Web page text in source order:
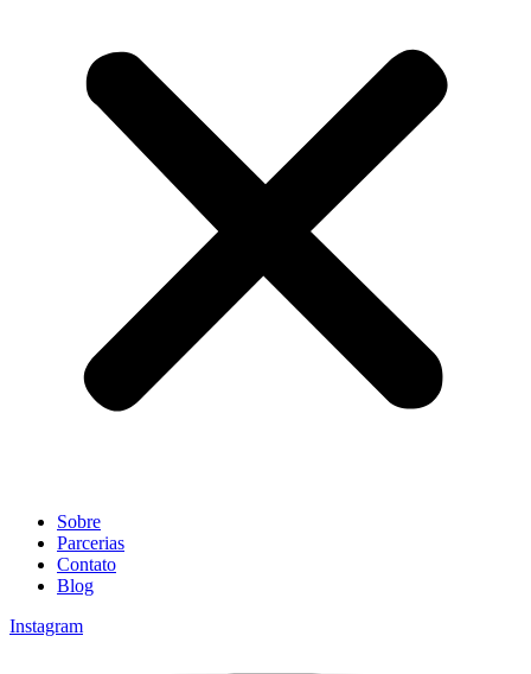
Sobre
Parcerias
Contato
Blog
Instagram